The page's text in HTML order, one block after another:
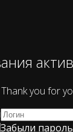
you for
Забыли